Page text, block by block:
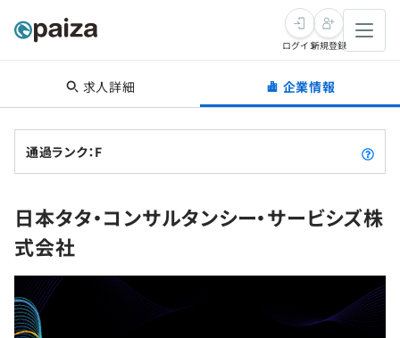
転職・キャリア
転職成功ガイド
インタビュー
新卒就活
求人検索
本選考
インターン
学習
問題集
プログラミング言語
ゲーム・マンガ
ログイン新規登録
求人詳細 企業情報
通過ランク：F
日本タタ・コンサルタンシー・サービシズ株
式会社